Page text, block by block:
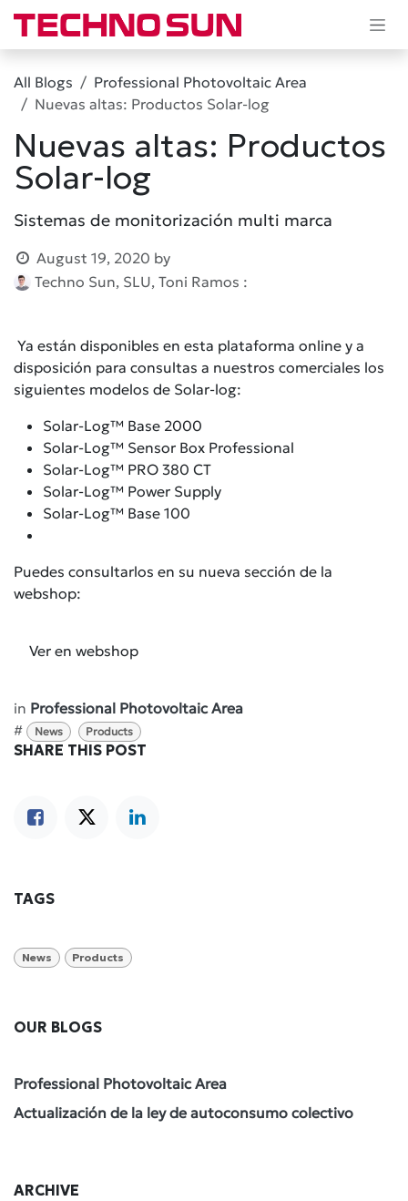
Skip to Content
All Blogs
Professional Photovoltaic Area
Nuevas altas: Productos Solar-log
Nuevas altas: Productos
Solar-log
Sistemas de monitorización multi marca
August 19, 2020 by
Techno Sun, SLU, Toni Ramos :
Ya están disponibles en esta plataforma online y a
disposición para consultas a nuestros comerciales los
siguientes modelos de Solar-log:
Solar-Log™ Base 2000
Solar-Log™ Sensor Box Professional
Solar-Log™ PRO 380 CT
Solar-Log™ Power Supply
Solar-Log™ Base 100
Puedes consultarlos en su nueva sección de la
webshop:
Ver en webshop
in Professional Photovoltaic Area
#
News Products
SHARE THIS POST
TAGS
News Products
OUR BLOGS
Professional Photovoltaic Area
Actualización de la ley de autoconsumo colectivo
ARCHIVE